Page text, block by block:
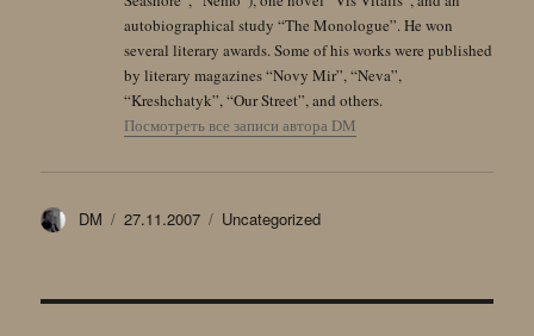
autobiographical study “The Monologue”. He won
several literary awards. Some of his works were published
by literary magazines “Novy Mir”, “Neva”,
“Kreshchatyk”, “Our Street”, and others.
Посмотреть все записи автора DM
Автор
DM Опубликовано
27.11.2007 Рубрики
Uncategorized